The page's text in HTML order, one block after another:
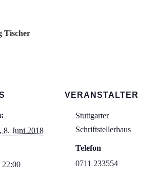
Tischer
8. Juni 2018
22:00
VERANSTALTER
Stuttgarter
Schriftstellerhaus
Telefon
0711 233554